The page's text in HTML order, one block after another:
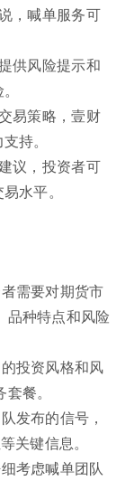
，喊单服务可
供风险提示和
易策略，壹财
持。
议，投资者可
水平。
需要对期货市
品种特点和风险
投资风格和风
餐。
发布的信号，
关键信息。
考虑喊单团队